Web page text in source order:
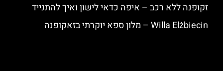
זקופנה ללא רכב – איפה כדאי לישון ואיך להתנייד
Willa Elżbiecin – מלון ספא יוקרתי בזאקופנה